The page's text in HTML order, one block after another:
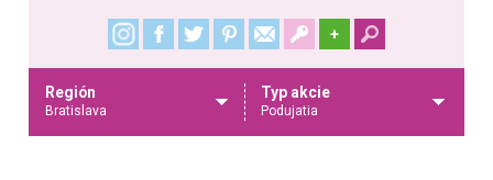
+
Región
Bratislava
Typ akcie
Podujatia